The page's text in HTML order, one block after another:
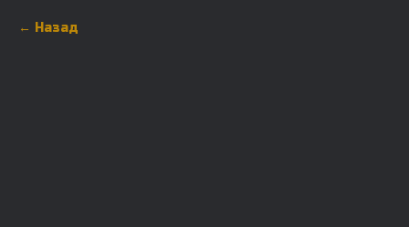
Назад